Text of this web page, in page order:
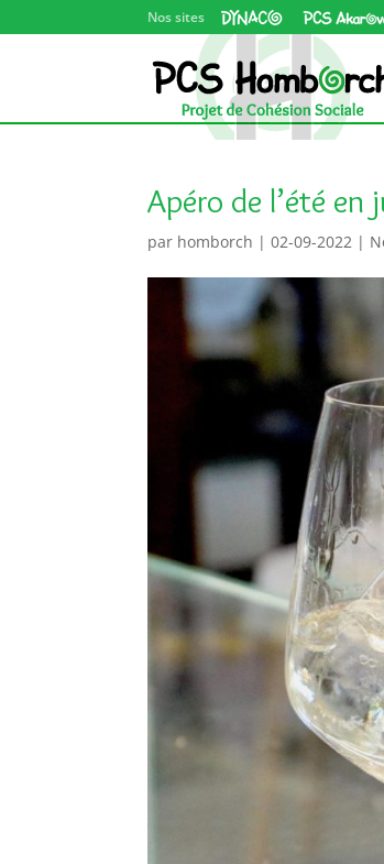
Dynaco asbl
Apéro de l’été en
par homborch |02-09-2022 |